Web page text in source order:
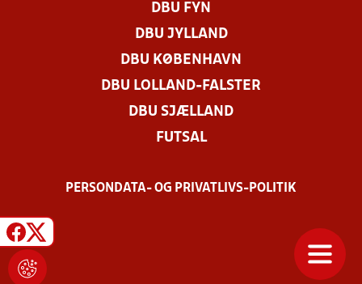
DBU FYN
DBU JYLLAND
DBU KØBENHAVN
DBU LOLLAND-FALSTER
DBU SJÆLLAND
FUTSAL
PERSONDATA- OG PRIVATLIVS-POLITIK